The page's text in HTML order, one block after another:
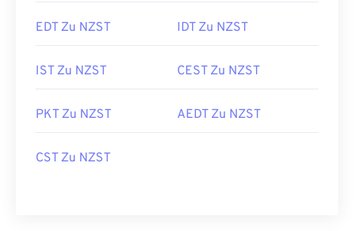
EDT Zu NZST IDT Zu NZST
IST Zu NZST CEST Zu NZST
PKT Zu NZST AEDT Zu NZST
CST Zu NZST